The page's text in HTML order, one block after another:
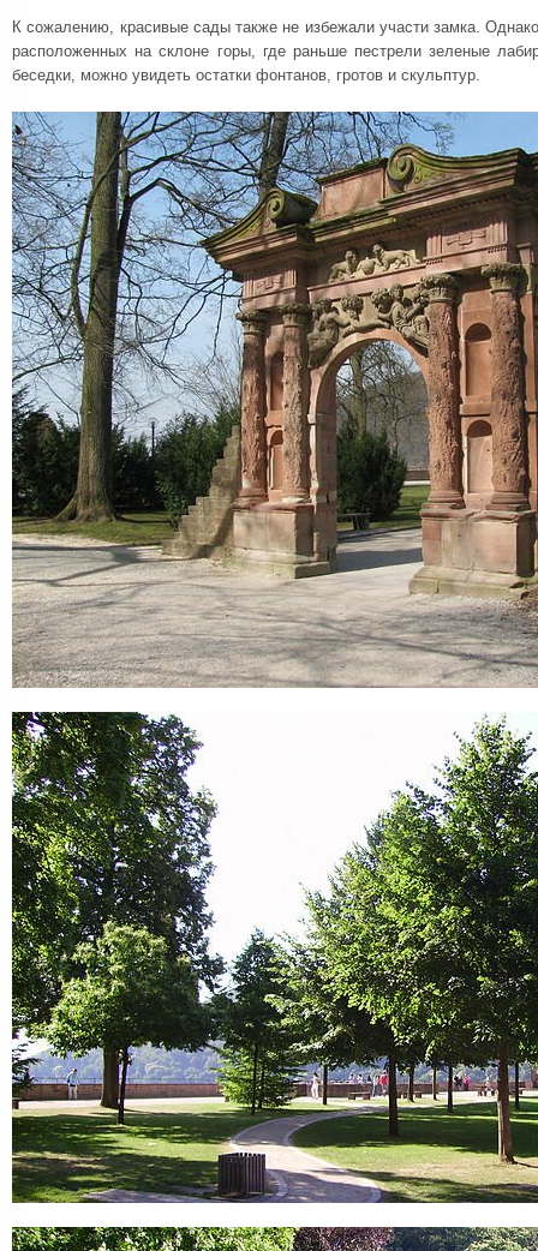
К сожалению, красивые сады также не избежали участи замка.
расположенных на склоне горы, где раньше пестрели зеленые
беседки, можно увидеть остатки фонтанов, гротов и скульптур.